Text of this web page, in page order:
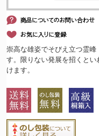
崇高な雄姿でそびえ立つ霊
す。限りない発展を招くと
けます。